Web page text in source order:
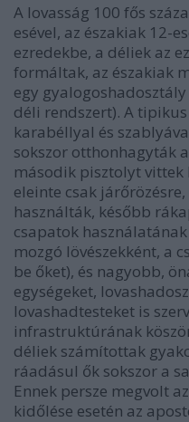
A lovasság 100 fős
esével, az északiak 12-
ezredekbe, a déliek az
formáltak, az északiak
egy
déli rendszert). A
karabéllyal és
sokszor otthonhagyták
második pisztolyt vittek
eleinte csak
használták, később
csapatok
mozgó lövészekként, a
be őket), és nagyobb,
egységeket,
lovashadtesteket is
infrastruktúrának
déliek számítottak
ráadásul ők sokszor a
Ennek persze megvolt
kidőlése esetén az